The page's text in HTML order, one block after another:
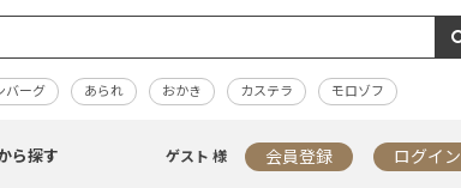
バーグ あられ おかき カステラ モロゾフ
ら探す ゲスト 様 会員登録 ログイン